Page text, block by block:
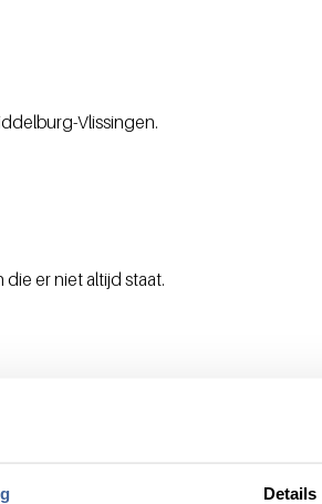
Details
Vlissingen.
er niet altijd staat.
- 20:00